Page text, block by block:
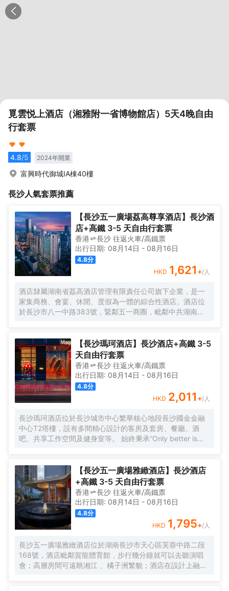
覓雲悦上酒店（湘雅附一省博物館店）5天4晚自由
行套票
4.8/5 2024年開業
富興時代御城IA棟40樓
長沙人氣套票推薦
【長沙五一廣場荔高尊享酒店】長沙酒
店+高鐵 3-5 天自由行套票
香港 長沙 往返火車/高鐵票
出行日期: 08月14日 - 08月16日
4.8分
HKD 1,621 +/人
酒店隸屬湖南省荔高酒店管理有限責任公司旗下企業，是一
家集商務、會宴、休閒、度假為一體的綜合性酒店。酒店位
於長沙市八一中路383號，緊鄰五一商圈，毗鄰中共湖南省
離火車站僅5分鐘車程、機場20分鐘車程、迎賓路口地鐵站3
分鐘路程，交通四通八達。經過十餘年的沉澱，酒店於2021
年重裝升級、整裝出發，精心打造出224間不同房型温馨舒
適客房、1個豪華典雅宴會廳、3個不同規模會議室及8個風
格突出的豪華包廂，以全新面貌、全新姿態迎戰市場，成為
人們商務活動、朋友聚會、家庭度假之地。2021年，酒店成
功被評定為政府採購定點酒店。酒店以打造“城市的靜謐，家
中的舒適”為己任，致力於展現“寧靜、舒適、高效、現代”的
健康都市主題，為旅途人在他鄉打造另一個“家”。我們竭誠恭
候您的光臨！
【長沙瑪珂酒店】長沙酒店+高鐵 3-5
天自由行套票
香港 長沙 往返火車/高鐵票
出行日期: 08月14日 - 08月16日
4.8分
HKD 2,011 +/人
長沙瑪珂酒店位於長沙城市中心繁華核心地段長沙國金金融
中心T2塔樓，設有多間精心設計的客房及套房、餐廳、酒
吧、共享工作空間及健身室等。 始終秉承“Only better is
流音樂節目，以及圍繞身心健康主題的活動等。 旨在以超乎
預期的服務與驚喜激發賓客的活力及靈感,致力於為旅客們打
造各類別具一格且充滿創造力的創格體驗。
【長沙五一廣場雅緻酒店】長沙酒店
+高鐵 3-5 天自由行套票
香港 長沙 往返火車/高鐵票
出行日期: 08月14日 - 08月16日
4.8分
HKD 1,795+/人
長沙五一廣場雅緻酒店位於湖南長沙市天心區芙蓉中路二段
168號，酒店毗鄰賀龍體育館，步行幾分鐘就可以去聽演唱
會；高層房間可遠眺湘江 、橘子洲繁貌；酒店在設計上融入